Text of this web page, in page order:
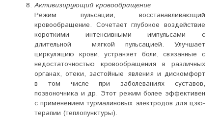
Активизирующий кровообращение
Режим пульсации, восстанавливающий
кровообращение. Сочетает глубокое воздействие
короткими интенсивными импульсами с
длительной мягкой пульсацией. Улучшает
циркуляцию крови, устраняет боли, связанные с
недостаточностью кровообращения в различных
органах, отеки, застойные явления и дискомфорт
в том числе при заболеваниях суставов,
позвоночника и др. Этот режим более эффективен
с применением турмалиновых электродов для цзю-
терапии (теплопунктуры).